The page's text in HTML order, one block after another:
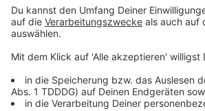
© dpa-infocom,
DAS KÖNNTE DICH AUCH
Welt